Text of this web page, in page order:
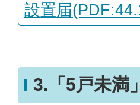
設置届
3.「5戸未満